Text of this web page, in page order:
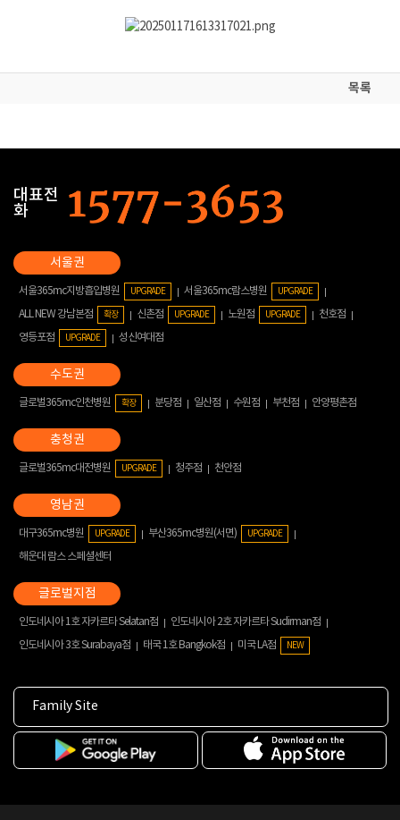
목록
대표전
화
서울365mc지방흡입병원 UPGRADE 서울365mc람스병원 UPGRADE
ALL NEW 강남본점 확장 신촌점 UPGRADE 노원점 UPGRADE
천호점
영등포점
UPGRADE 성신여대점
글로벌365mc인천병원 확장 분당점 일산점 수원점 부천점 안양평촌점
글로벌365mc대전병원 UPGRADE 청주점 천안점
대구365mc병원 UPGRADE 부산365mc병원(서면) UPGRADE
해운대 람스 스페셜센터
인도네시아 1호 자카르타 Selatan점
인도네시아 2호 자카르타 Sudirman점
인도네시아 3호 Surabaya점
태국 1호 Bangkok점 미국 LA점 NEW
Family Site